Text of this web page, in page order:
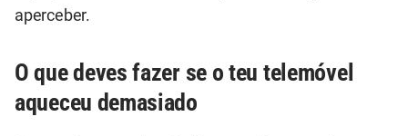
aperceber.
O que deves fazer se o teu telemóvel
aqueceu demasiado